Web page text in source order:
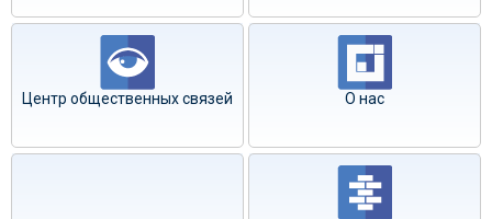
Центр общественных связей О нас